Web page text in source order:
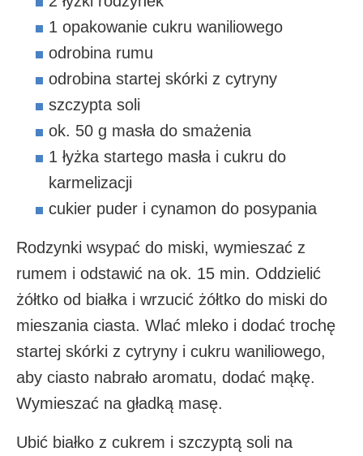
1 opakowanie cukru waniliowego
odrobina rumu
odrobina startej skórki z cytryny
szczypta soli
ok. 50 g masła do smażenia
1 łyżka startego masła i cukru do
karmelizacji
cukier puder i cynamon do posypania
Rodzynki wsypać do miski, wymieszać z
rumem i odstawić na ok. 15 min. Oddzielić
żółtko od białka i wrzucić żółtko do miski do
mieszania ciasta. Wlać mleko i dodać trochę
startej skórki z cytryny i cukru waniliowego,
aby ciasto nabrało aromatu, dodać mąkę.
Wymieszać na gładką masę.
Ubić białko z cukrem i szczyptą soli na